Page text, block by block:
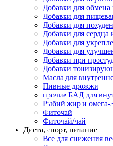
Добавки для обмена
Добавки для
Добавки для
Добавки для сердца
Добавки для
Добавки для
Добавки при
Добавки
Масла для
Пивные дрожжи
прочие БАД для
Рыбий жир и омега-
Фиточай
Фиточай/чай
Диета, спорт, питание
Все для снижения